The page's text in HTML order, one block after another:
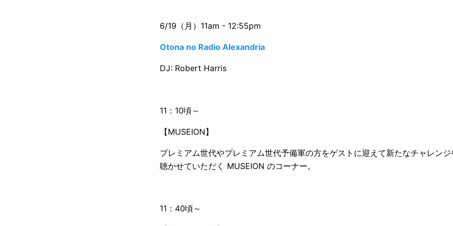
6/19（月）11am - 12:55pm
Otona no Radio Alexandria
DJ: Robert Harris
11：10頃～
【MUSEION】
プレミアム世代やプレミアム世代予備軍の方をゲストに迎えて新たなチャレン
聴かせていただく MUSEION のコーナー。
11：40頃～